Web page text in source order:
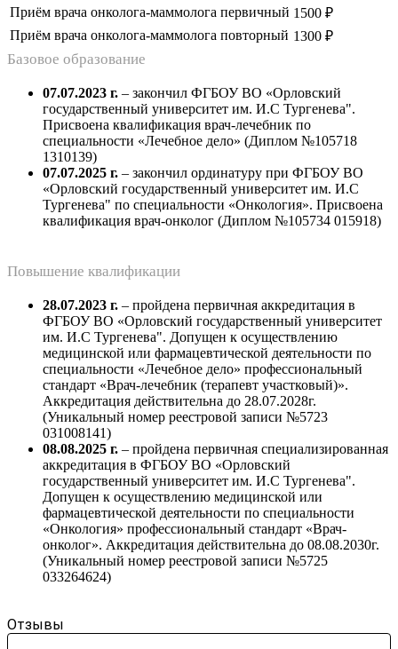
Приём врача онколога-маммолога первичный 1500 ₽
Приём врача онколога-маммолога повторный 1300 ₽
Базовое образование
07.07.2023 г. – закончил ФГБОУ ВО «Орловский
государственный университет им. И.С Тургенева".
Присвоена квалификация врач-лечебник по
специальности «Лечебное дело» (Диплом №105718
1310139)
07.07.2025 г. – закончил ординатуру при ФГБОУ ВО
«Орловский государственный университет им. И.С
Тургенева" по специальности «Онкология». Присвоена
квалификация врач-онколог (Диплом №105734 015918)
Повышение квалификации
28.07.2023 г. – пройдена первичная аккредитация в
ФГБОУ ВО «Орловский государственный университет
им. И.С Тургенева". Допущен к осуществлению
медицинской или фармацевтической деятельности по
специальности «Лечебное дело» профессиональный
стандарт «Врач-лечебник (терапевт участковый)».
Аккредитация действительна до 28.07.2028г.
(Уникальный номер реестровой записи №5723
031008141)
08.08.2025 г. – пройдена первичная специализированная
аккредитация в ФГБОУ ВО «Орловский
государственный университет им. И.С Тургенева".
Допущен к осуществлению медицинской или
фармацевтической деятельности по специальности
«Онкология» профессиональный стандарт «Врач-
онколог». Аккредитация действительна до 08.08.2030г.
(Уникальный номер реестровой записи №5725
033264624)
Отзывы